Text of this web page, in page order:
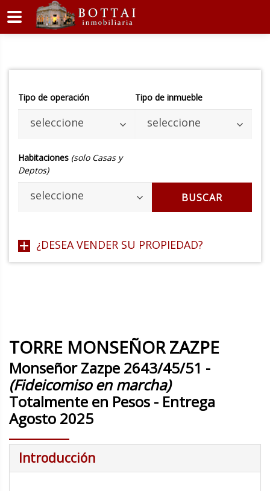
Tipo de operación
seleccione
Tipo de inmueble
seleccione
Habitaciones (solo Casas y
Deptos)
seleccione BUSCAR
¿DESEA VENDER SU PROPIEDAD?
TORRE MONSEÑOR ZAZPE
Monseñor Zazpe 2643/45/51 -
(Fideicomiso en marcha)
Totalmente en Pesos - Entrega
Agosto 2025
Introducción